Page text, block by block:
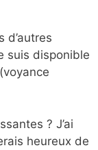
d’autres
suis disponible
? J’ai
heureux de